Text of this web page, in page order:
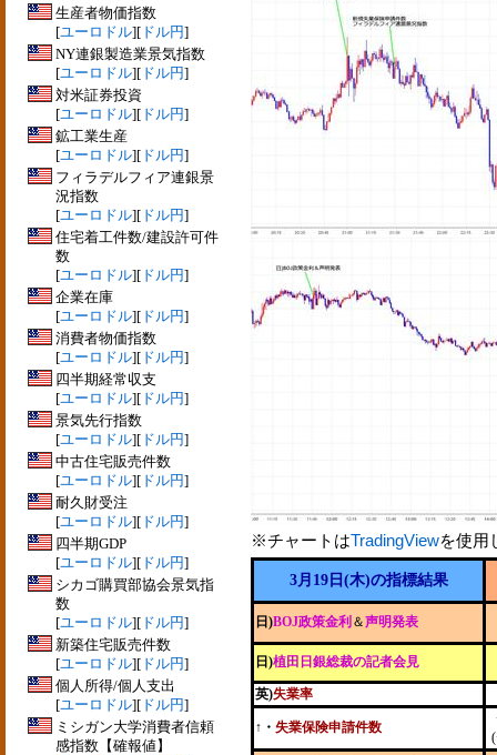
生産者物価指数
[ユーロドル][ ドル円]
NY連銀製造業景気指数
[ユーロドル][ ドル円]
対米証券投資
[ユーロドル][ ドル円]
鉱工業生産
[ユーロドル][ ドル円]
フィラデルフィア連銀景
況指数
[ユーロドル][ ドル円]
住宅着工件数/建設許可件
数
[ユーロドル][ ドル円]
企業在庫
[ユーロドル][ ドル円]
消費者物価指数
[ユーロドル][ ドル円]
四半期経常収支
[ユーロドル][ ドル円]
景気先行指数
[ユーロドル][ ドル円]
中古住宅販売件数
[ユーロドル][ ドル円]
耐久財受注
[ユーロドル][ ドル円]
四半期GDP
[ユーロドル][ ドル円]
シカゴ購買部協会景気指
数
[ユーロドル][ ドル円]
新築住宅販売件数
[ユーロドル][ ドル円]
個人所得/個人支出
[ユーロドル][ ドル円]
ミシガン大学消費者信頼
感指数【確報値】
※チャートはTradingViewを使用
3月19日(木)の指標結果
日)BOJ政策金利 ＆声明発表
日)植田日銀総裁の記者会見
英)失業率
↑・ 失業保険申請件数